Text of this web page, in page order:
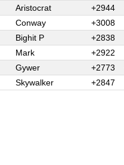
Aristocrat +2944
Conway +3008
Bighit P +2838
Mark +2922
Gywer +2773
Skywalker +2847